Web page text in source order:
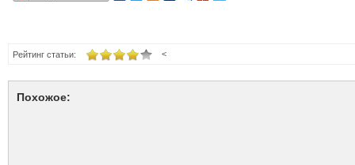
<
Рейтинг статьи:
Похожое: